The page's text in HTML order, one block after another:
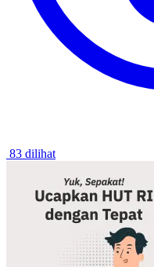
83 dilihat